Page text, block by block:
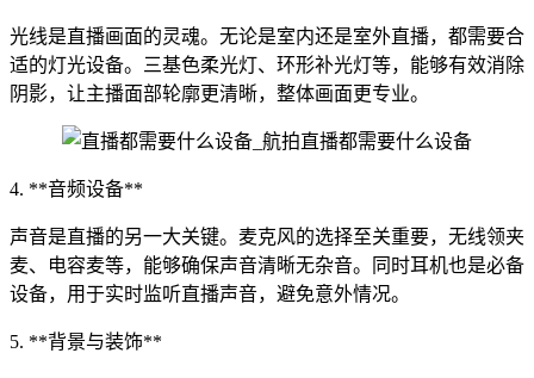
光线是直播画面的灵魂。无论是室内还是室外直播，都需要合
适的灯光设备。三基色柔光灯、环形补光灯等，能够有效消除
阴影，让主播面部轮廓更清晰，整体画面更专业。
4. **音频设备**
声音是直播的另一大关键。麦克风的选择至关重要，无线领夹
麦、电容麦等，能够确保声音清晰无杂音。同时耳机也是必备
设备，用于实时监听直播声音，避免意外情况。
5. **背景与装饰**